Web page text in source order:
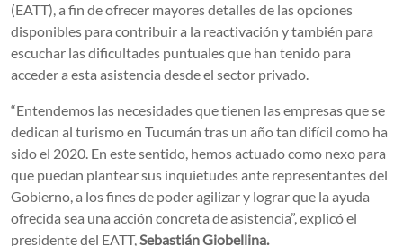
(EATT), a fin de ofrecer mayores detalles de las opciones
disponibles para contribuir a la reactivación y también para
escuchar las dificultades puntuales que han tenido para
acceder a esta asistencia desde el sector privado.
“Entendemos las necesidades que tienen las empresas que se
dedican al turismo en Tucumán tras un año tan difícil como ha
sido el 2020. En este sentido, hemos actuado como nexo para
que puedan plantear sus inquietudes ante representantes del
Gobierno, a los fines de poder agilizar y lograr que la ayuda
ofrecida sea una acción concreta de asistencia”, explicó el
presidente del EATT,Sebastián Giobellina.